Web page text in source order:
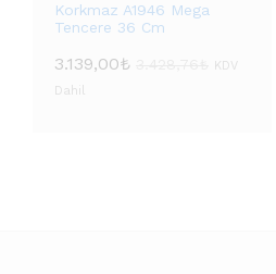
Korkmaz A1946 Mega
Tencere 36 Cm
3.139,00₺
KDV
Dahil